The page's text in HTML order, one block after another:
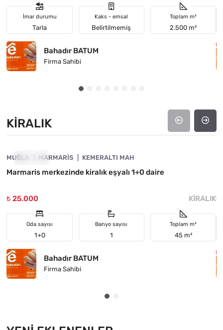
İmar durumu
Tarla
Kaks - emsal
Belirtilmemiş
Toplam m²
2.500 m²
Bahadır BATUM
Firma Sahibi
KIRALIK
KIRALIK
MUĞLA MARMARIS KEMERALTI MAH
Marmaris merkezinde kiralık eşyalı 1+0 daire
₺ 25.000 KIRALIK
Oda sayısı
1+0
Banyo sayısı
1
Toplam m²
45 m²
Bahadır BATUM
Firma Sahibi
₺